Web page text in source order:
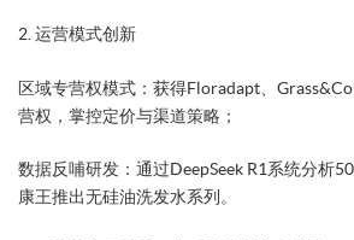
​2. 运营模式创新​
区域专营权模式​：获得Floradapt、
营权，掌控定价与渠道策略；
数据反哺研发​：通过DeepSeek R1系统分析
康王推出无硅油洗发水系列。